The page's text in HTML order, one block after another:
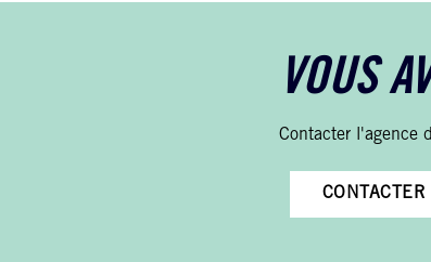
VOUS
Contacter l'agence